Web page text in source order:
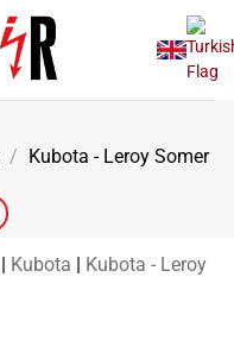
/ Kubota - Leroy Somer
| Kubota | Kubota - Leroy